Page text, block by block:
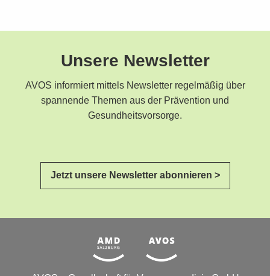
Unsere Newsletter
AVOS informiert mittels Newsletter regelmäßig über
spannende Themen aus der Prävention und
Gesundheitsvorsorge.
Jetzt unsere Newsletter abonnieren >